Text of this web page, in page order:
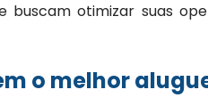
buscam otimizar suas
tem o melhor